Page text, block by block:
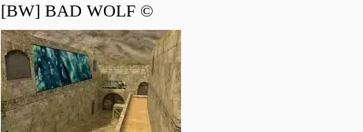
[BW] BAD WOLF ©